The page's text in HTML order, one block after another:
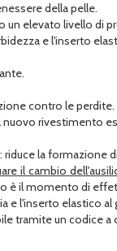
della pelle.
un elevato livello di
e l'inserto
contro le perdite.
nuovo rivestimento
: riduce la formazione
il cambio
è il momento di
e l'inserto elastico
tramite un codice